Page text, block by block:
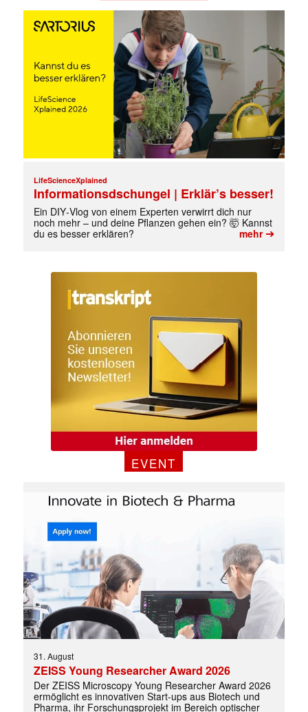
✕
LifeScienceXplained
Informationsdschungel | Erklär’s besser!
Ein DIY‑Vlog von einem Experten verwirrt dich nur
noch mehr – und deine Pflanzen gehen ein? 🤯 Kannst
du es besser erklären?
mehr➔
EVENT
31. August
ZEISS Young Researcher Award 2026
Der ZEISS Microscopy Young Researcher Award 2026
ermöglicht es innovativen Start-ups aus Biotech und
Pharma, ihr Forschungsprojekt im Bereich optischer